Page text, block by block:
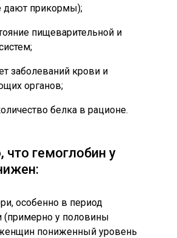
дают прикормы);
пищеварительной и
заболеваний крови и
органов;
белка в рационе.
что гемоглобин у
особенно в период
(примерно у половины
пониженный уровень